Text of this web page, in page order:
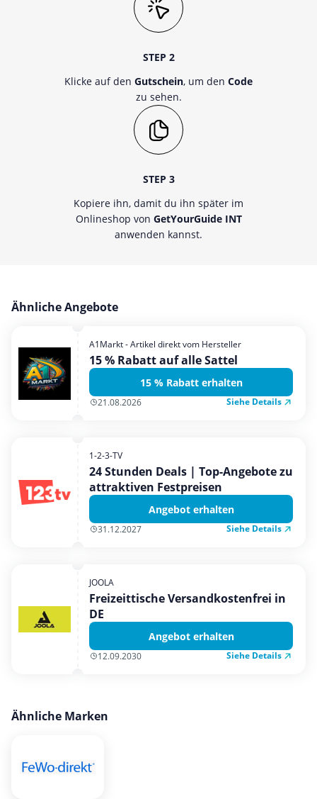
STEP 2
Klicke auf den Gutschein, um den Code
zu sehen.
STEP 3
Kopiere ihn, damit du ihn später im
Onlineshop von GetYourGuide INT
anwenden kannst.
Ähnliche Angebote
A1Markt - Artikel direkt vom Hersteller
15 % Rabatt auf alle Sattel
15 % Rabatt erhalten
21.08.2026 Siehe Details
1-2-3-TV
24 Stunden Deals | Top-Angebote zu
attraktiven Festpreisen
Angebot erhalten
31.12.2027 Siehe Details
JOOLA
Freizeittische Versandkostenfrei in
DE
Angebot erhalten
12.09.2030 Siehe Details
Ähnliche Marken